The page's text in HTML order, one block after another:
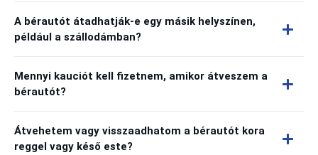
A bérautót átadhatják-e egy másik helyszínen,
például a szállodámban?
Mennyi kauciót kell fizetnem, amikor átveszem a
bérautót?
Átvehetem vagy visszaadhatom a bérautót kora
reggel vagy késő este?